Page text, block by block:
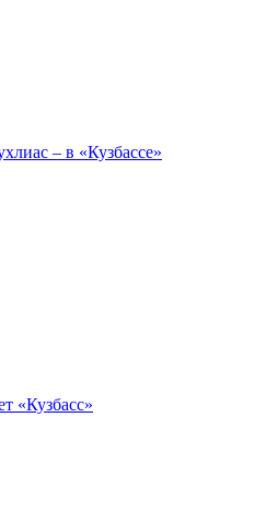
– в «Кузбассе»
«Кузбасс»